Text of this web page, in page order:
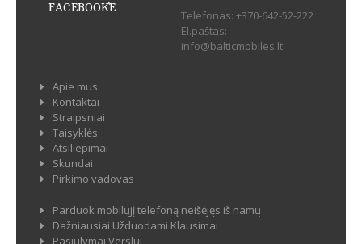
FACEBOOK`E
Telefonas: +370-642-52-222
El.paštas:
info@balticmobiles.lt
Apie mus
Kontaktai
Straipsniai
Taisyklės
Atsiliepimai
Skundai
Pirkimo vadovas
Parduok mobilųjį telefoną neišėjęs iš namų
Dažniausiai Užduodami Klausimai